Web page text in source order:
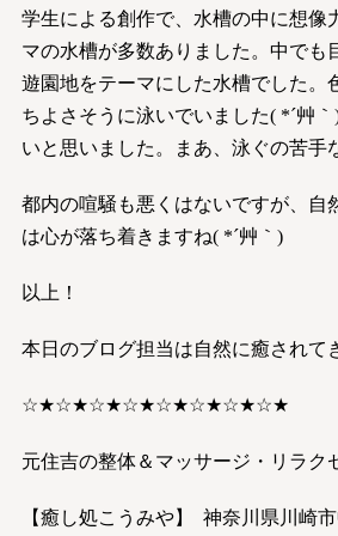
学生による創作で、水槽の中に想像
マの水槽が多数ありました。中でも
遊園地をテーマにした水槽でした。
ちよさそうに泳いでいました( *´艸
いと思いました。まあ、泳ぐの苦手
都内の喧騒も悪くはないですが、自
は心が落ち着きますね( *´艸｀)
以上！
本日のブログ担当は自然に癒されて
☆★☆★☆★☆★☆★☆★☆★☆★
元住吉の整体＆マッサージ・リラク
【癒し処こうみや】 神奈川県川崎